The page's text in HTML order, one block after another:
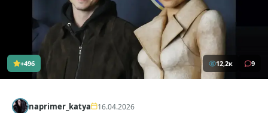
+496 12,2к 9
naprimer_katya 16.04.2026